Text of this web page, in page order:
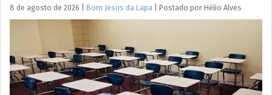
8 de agosto de 2026 Bom Jesus da Lapa Postado por Hélio Alves